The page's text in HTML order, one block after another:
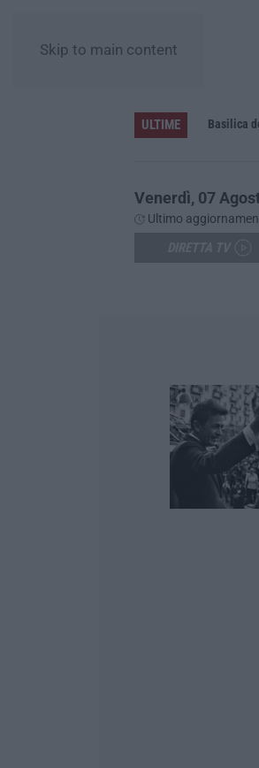
Skip to main content
ULTIME Basilica
Venerdì, 07
Ultimo